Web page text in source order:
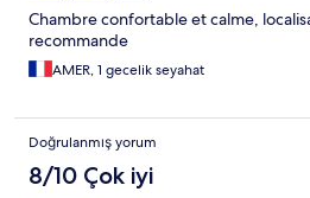
Chambre confortable et calme,
recommande
AMER, 1 gecelik seyahat
Doğrulanmış yorum
8/10 Çok iyi